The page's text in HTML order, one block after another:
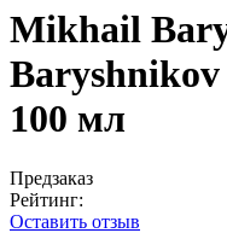
Mikhail
Baryshnikov
100 мл
Предзаказ
Рейтинг:
Оставить отзыв